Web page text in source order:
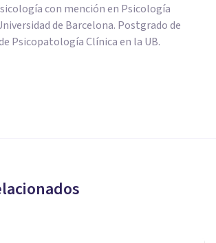
con mención en Psicología
de Barcelona. Postgrado de
Psicopatología Clínica en la UB.
cómo superarlo